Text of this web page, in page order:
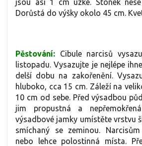
jsou asi 1 cm úzké. Stonek
Dorůstá do výšky okolo 45 cm.
Pěstování:
Cibule narcisů
listopadu. Vysazujte je nejlépe
delší dobu na zakořenění.
hluboko, cca 15 cm. Záleží na
10 cm od sebe. Před výsadbou
jim propustná a
výsadbové jamky umístěte vrstvu
smíchaný se zeminou.
nebo lehce polostinná místa.